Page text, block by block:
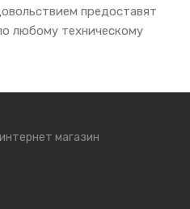
предоставят
любому техническому
магазин